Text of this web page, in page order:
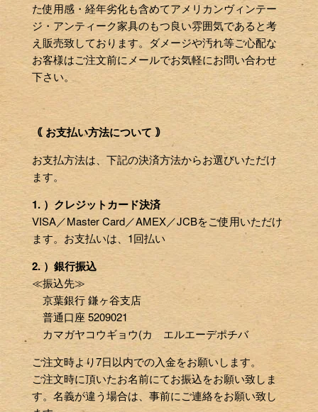
た使用感・経年劣化も含めてアメリカンヴィンテー
ジ・アンティーク家具のもつ良い雰囲気であると考
え販売致しております。ダメージや汚れ等ご心配な
お客様はご注文前にメールでお気軽にお問い合わせ
下さい。
｟ お支払い方法について ｠
お支払方法は、下記の決済方法からお選びいただけ
ます。
1. ）クレジットカード決済
VISA／Master Card／AMEX／JCBをご使用いただけ
ます。お支払いは、1回払い
2. ）銀行振込
≪振込先≫
京葉銀行 鎌ヶ谷支店
普通口座 5209021
カマガヤコウギョウ(カ エルエーデポチバ
ご注文時より7日以内での入金をお願いします。
ご注文時に頂いたお名前にてお振込をお願い致しま
す。名義が違う場合は、事前にご連絡をお願い致し